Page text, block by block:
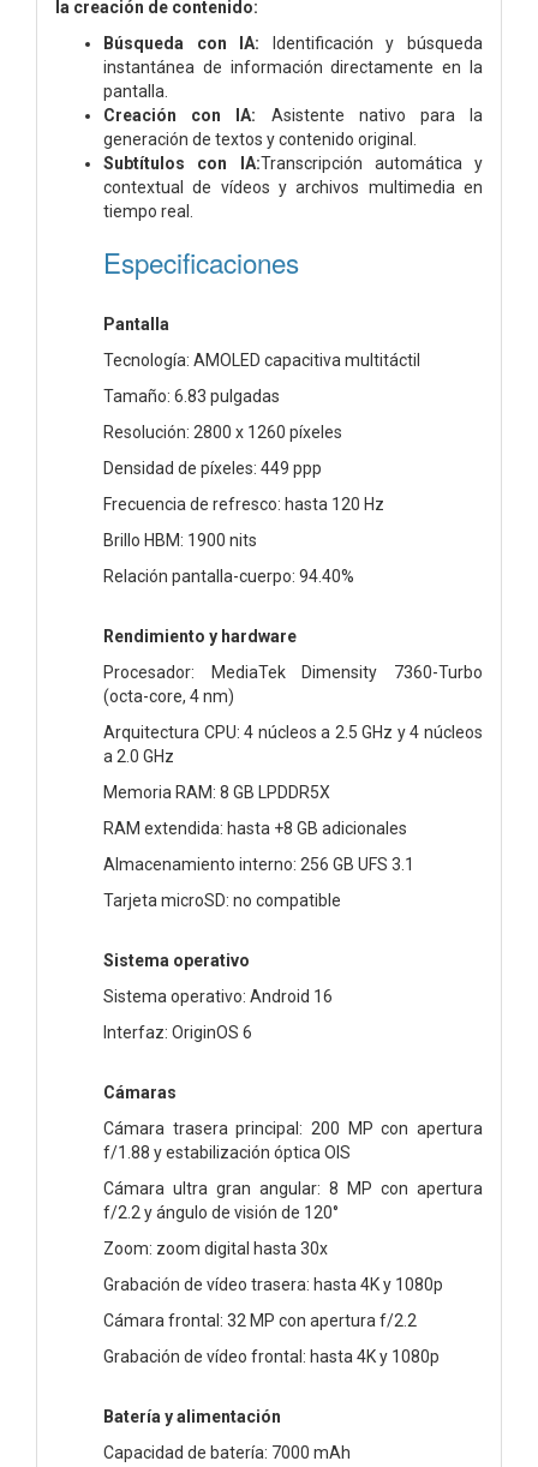
la creación de contenido:
Búsqueda con IA: Identificación y búsqueda
instantánea de información directamente en la
pantalla.
Creación con IA: Asistente nativo para la
generación de textos y contenido original.
Subtítulos con IA:Transcripción automática y
contextual de vídeos y archivos multimedia en
tiempo real.
Especificaciones
Pantalla
Tecnología: AMOLED capacitiva multitáctil
Tamaño: 6.83 pulgadas
Resolución: 2800 x 1260 píxeles
Densidad de píxeles: 449 ppp
Frecuencia de refresco: hasta 120 Hz
Brillo HBM: 1900 nits
Relación pantalla-cuerpo: 94.40%
Rendimiento y hardware
Procesador: MediaTek Dimensity 7360-Turbo
(octa-core, 4 nm)
Arquitectura CPU: 4 núcleos a 2.5 GHz y 4 núcleos
a 2.0 GHz
Memoria RAM: 8 GB LPDDR5X
RAM extendida: hasta +8 GB adicionales
Almacenamiento interno: 256 GB UFS 3.1
Tarjeta microSD: no compatible
Sistema operativo
Sistema operativo: Android 16
Interfaz: OriginOS 6
Cámaras
Cámara trasera principal: 200 MP con apertura
f/1.88 y estabilización óptica OIS
Cámara ultra gran angular: 8 MP con apertura
f/2.2 y ángulo de visión de 120°
Zoom: zoom digital hasta 30x
Grabación de vídeo trasera: hasta 4K y 1080p
Cámara frontal: 32 MP con apertura f/2.2
Grabación de vídeo frontal: hasta 4K y 1080p
Batería y alimentación
Capacidad de batería: 7000 mAh